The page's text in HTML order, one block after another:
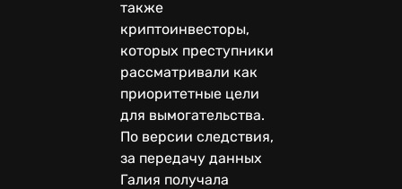
также
криптоинвесторы,
которых преступники
рассматривали как
приоритетные цели
для вымогательства.
По версии следствия,
за передачу данных
Галия получала